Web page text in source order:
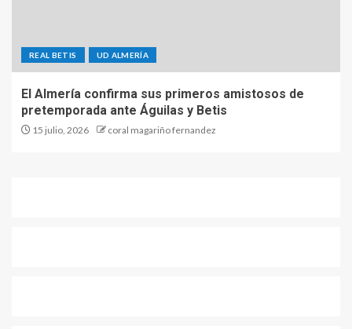
REAL BETIS UD ALMERÍA
El Almería confirma sus primeros amistosos de
pretemporada ante Águilas y Betis
15 julio, 2026 coral magariño fernandez